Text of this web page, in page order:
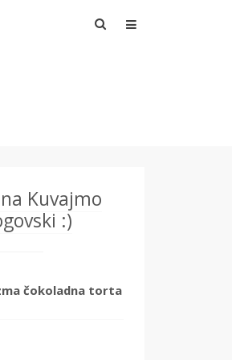
Претрага
Kuvajmo
:)
čokoladna torta